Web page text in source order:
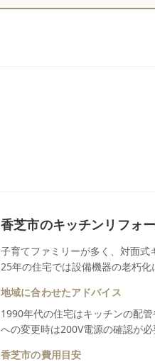
香芝市のキッチンリフォ
子育てファミリーが多く、対面
25年の住宅では設備機器の老朽化
地域に合わせたアドバイス
1990年代の住宅はキッチンの配
への変更時は200V電源の確認が
香芝市の費用目安